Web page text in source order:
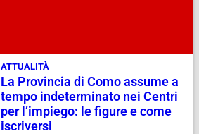
ATTUALITÀ
La Provincia di Como assume a
tempo indeterminato nei Centri
per l’impiego: le figure e come
iscriversi